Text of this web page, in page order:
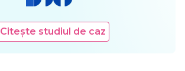
Citește studiul de caz